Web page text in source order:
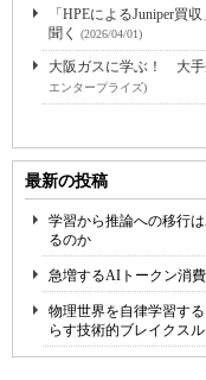
「HPEによるJuniper
聞く
(2026/04/01)
大阪ガスに学ぶ！ 大手
エンタープライズ)
最新の投稿
学習から推論への移行
るのか
急増するAIトークン消
物理世界を自律学習す
らす技術的ブレイクス